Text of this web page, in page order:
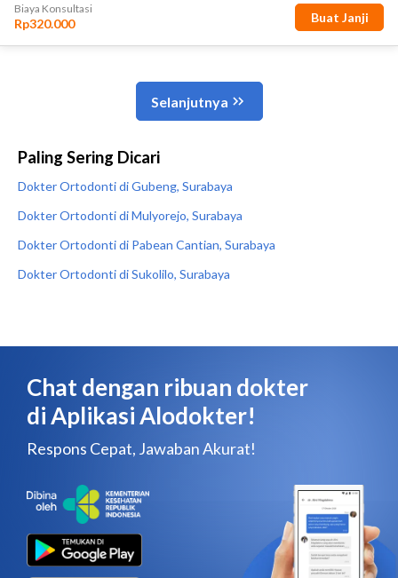
Paling Sering Dicari
Dokter Ortodonti di Gubeng, Surabaya
Dokter Ortodonti di Mulyorejo, Surabaya
Dokter Ortodonti di Pabean Cantian, Surabaya
Dokter Ortodonti di Sukolilo, Surabaya